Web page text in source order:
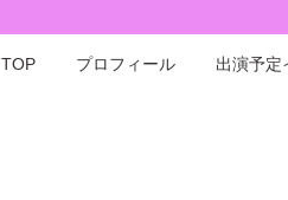
TOP プロフィール 出演予定